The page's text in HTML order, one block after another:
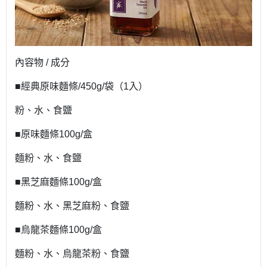
內容物 / 成分
■經典原味麵條/450g/袋（1入）
粉、水、食鹽​
■原味麵條100g/盒
麵粉、水、食鹽
■黑芝麻麵條100g/盒
麵粉、水、黑芝麻粉、食鹽
■烏龍茶麵條100g/盒
麵粉、水、烏龍茶粉、食鹽